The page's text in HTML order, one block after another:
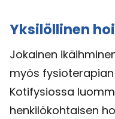
Yksilöllinen
Jokainen
myös
Kotifysiossa
henkilökohtaisen